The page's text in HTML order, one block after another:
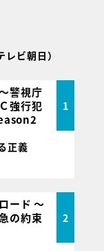
レビ朝日）
警視庁
強行犯
1
正義
ード ～
の約束
2